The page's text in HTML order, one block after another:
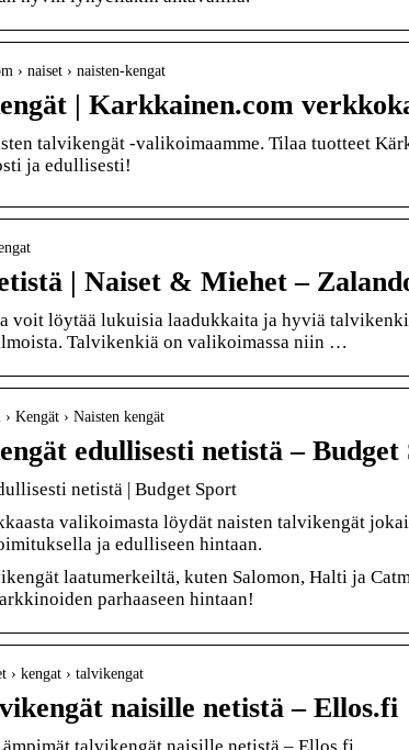
› naiset › naisten-kengat
| Karkkainen.com
talvikengät -valikoimaamme. Tilaa tuotteet
ja edullisesti!
| Naiset & Miehet –
voit löytää lukuisia laadukkaita ja hyviä
Talvikenkiä on valikoimassa niin …
Kengät › Naisten kengät
edullisesti netistä – Budget
netistä | Budget Sport
valikoimasta löydät naisten talvikengät
ja edulliseen hintaan.
laatumerkeiltä, kuten Salomon, Halti ja
parhaaseen hintaan!
› kengat › talvikengat
naisille netistä – Ellos.fi
talvikengät naisille netistä – Ellos.fi